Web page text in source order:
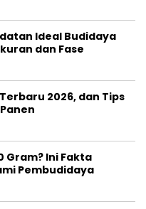
Ideal Budidaya
dan Fase
2026, dan Tips
Gram? Ini Fakta
Pembudidaya